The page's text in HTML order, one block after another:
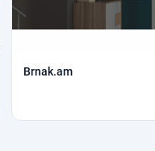
Brnak.am